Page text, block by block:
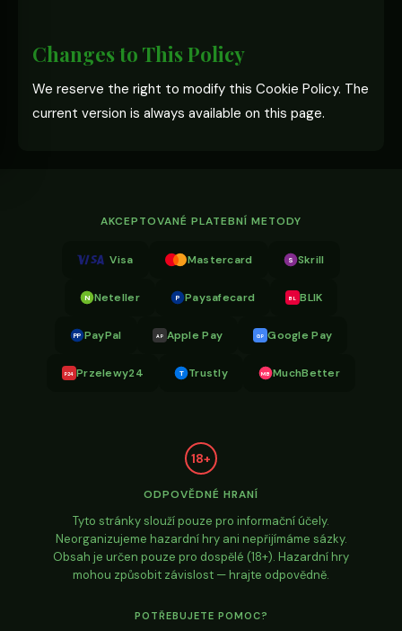
Changes to This Policy
We reserve the right to modify this Cookie Policy. The
current version is always available on this page.
AKCEPTOVANÉ PLATEBNÍ METODY
Visa Mastercard S Skrill
N Neteller P Paysafecard BL BLIK
PP PayPal AP Apple Pay GP Google Pay
P24 Przelewy24 T Trustly MB MuchBetter
18+
ODPOVĚDNÉ HRANÍ
Tyto stránky slouží pouze pro informační účely.
Neorganizujeme hazardní hry ani nepřijímáme sázky.
Obsah je určen pouze pro dospělé (18+). Hazardní hry
mohou způsobit závislost — hrajte odpovědně.
POTŘEBUJETE POMOC?